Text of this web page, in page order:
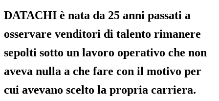
DATACHI è nata da 25 anni passati a
osservare venditori di talento rimanere
sepolti sotto un lavoro operativo che non
aveva nulla a che fare con il motivo per
cui avevano scelto la propria carriera.